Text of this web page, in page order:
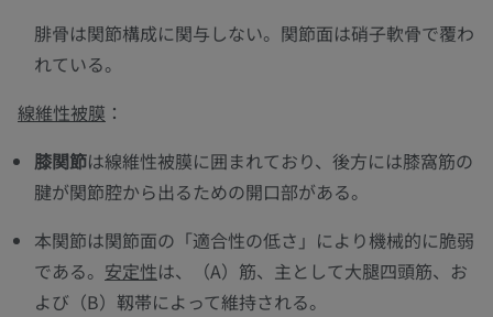
腓骨は関節構成に関与しない。関節面は硝子軟骨で覆わ
れている。
線維性被膜 ：
膝関節は線維性被膜に囲まれており、後方には膝窩筋の
腱が関節腔から出るための開口部がある。
本関節は関節面の「適合性の低さ」により機械的に脆弱
である。 安定性は、（A）筋、主として大腿四頭筋、お
よび（B）靱帯によって維持される。